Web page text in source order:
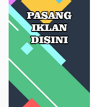
Dinilai Fitnah,
Bombana Tempuh
Dewan Pers Sebelum
Hukum